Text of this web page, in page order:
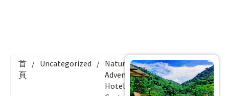
首
頁
/ Uncategorized / Nature
Adventure
Hotel